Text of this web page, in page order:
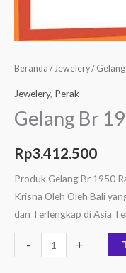
Beranda /Jewelery/ Gelang
Jewelery, Perak
Gelang Br
Rp3.412.500
Produk Gelang Br 1950
Krisna Oleh Oleh Bali
dan Terlengkap di Asia
- +